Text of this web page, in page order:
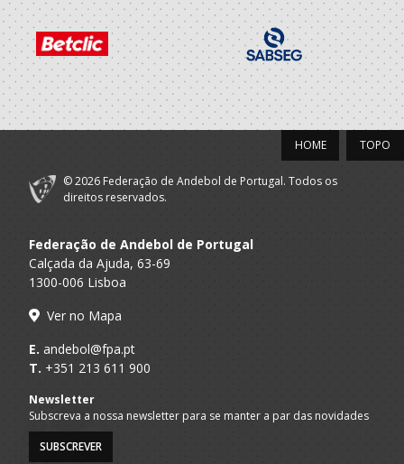
TOPO
HOME
© 2026 Federação de Andebol de Portugal. Todos os
direitos reservados.
Federação de Andebol de Portugal
Calçada da Ajuda, 63-69
1300-006 Lisboa
Ver no Mapa
E. andebol@fpa.pt
T. +351 213 611 900
Newsletter
Subscreva a nossa newsletter para se manter a par das novidades
SUBSCREVER